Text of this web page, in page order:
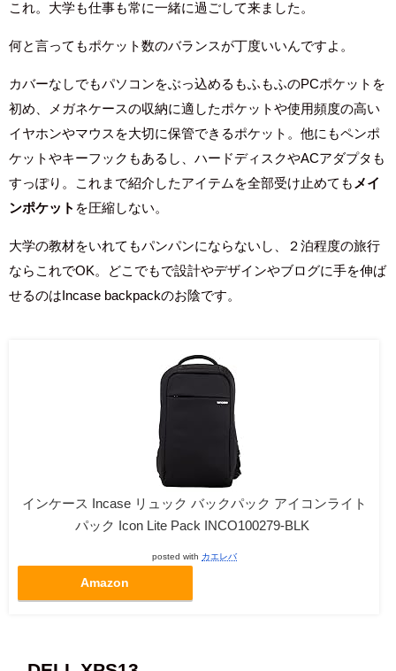
これ。大学も仕事も常に一緒に過ごして来ました。
何と言ってもポケット数のバランスが丁度いいんですよ。
カバーなしでもパソコンをぶっ込めるもふもふのPCポケットを
初め、メガネケースの収納に適したポケットや使用頻度の高い
イヤホンやマウスを大切に保管できるポケット。他にもペンポ
ケットやキーフックもあるし、ハードディスクやACアダプタも
すっぽり。これまで紹介したアイテムを全部受け止めても メイ
ンポケット を圧縮しない。
大学の教材をいれてもパンパンにならないし、２泊程度の旅行
ならこれでOK。どこでもで設計やデザインやブログに手を伸ば
せるのは Incase backpackのお陰です。
インケース Incase リュック バックパック アイコンライト
パック Icon Lite Pack INCO100279-BLK
posted with カエレバ
Amazon